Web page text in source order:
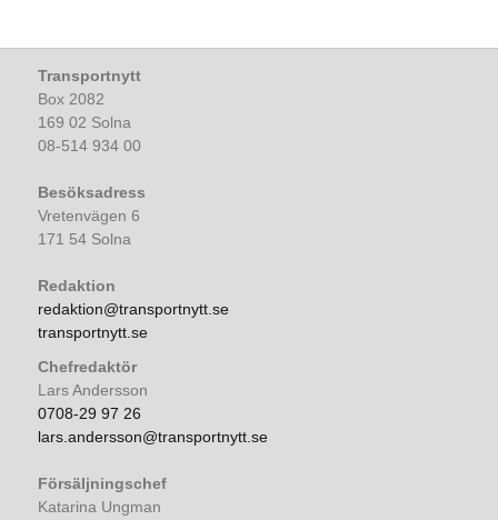
Transportnytt
Box 2082
169 02 Solna
08-514 934 00
Besöksadress
Vretenvägen 6
171 54 Solna
Redaktion
redaktion@transportnytt.se
transportnytt.se
Chefredaktör
Lars Andersson
0708-29 97 26
lars.andersson@transportnytt.se
Försäljningschef
Katarina Ungman